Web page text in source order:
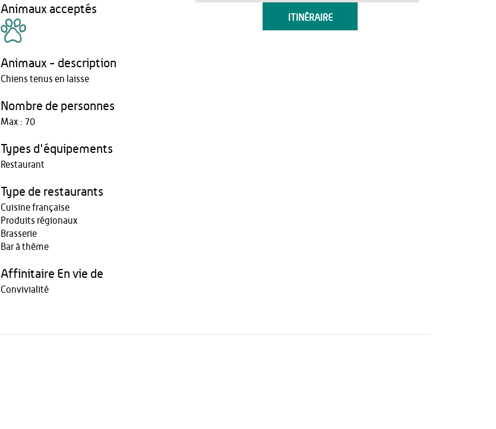
ITINÉRAIRE
Animaux acceptés
Animaux - description
Chiens tenus en laisse
Nombre de personnes
Max : 70
Types d'équipements
Restaurant
Type de restaurants
Cuisine française
Produits régionaux
Brasserie
Bar à thème
Affinitaire En vie de
Convivialité